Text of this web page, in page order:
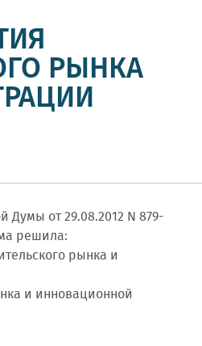
РЫНКА
Думы от 29.08.2012 N 879-
решила:
рынка и
и инновационной